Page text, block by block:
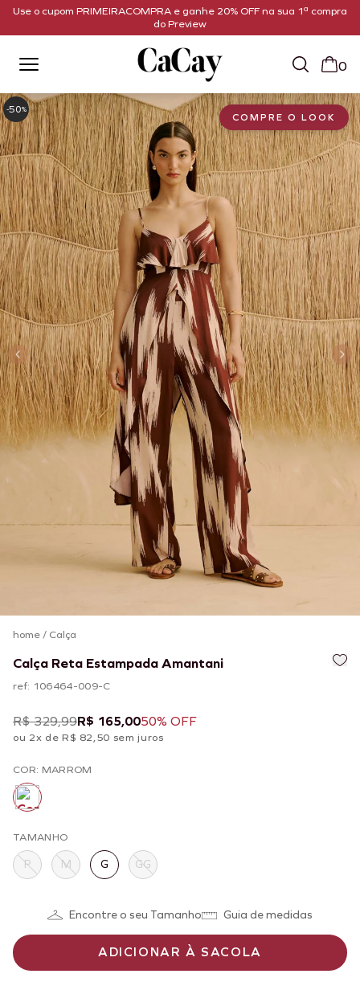
Use o cupom PRIMEIRACOMPRA e ganhe 20% OFF na sua 1ª compra
do Preview
0
-50%
COMPRE O LOOK
home/ Calça
Calça Reta Estampada Amantani
ref: 106464-009-C
R$ 329,99R$ 165,0050% OFF
ou 2x de R$ 82,50 sem juros
COR: MARROM
TAMANHO
P M G GG
Encontre o seu Tamanho Guia de medidas
ADICIONAR À SACOLA